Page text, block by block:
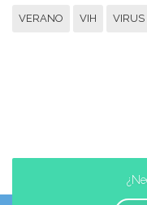
VERANO VIH VIRUS